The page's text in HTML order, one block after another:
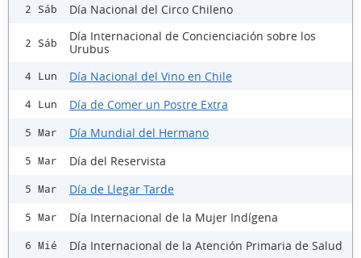
2 Sáb Día Nacional del Circo Chileno
2 Sáb
Día Internacional de Concienciación sobre los
Urubus
4 Lun Día Nacional del Vino en Chile
4 Lun Día de Comer un Postre Extra
5 Mar Día Mundial del Hermano
5 Mar Día del Reservista
5 Mar Día de Llegar Tarde
5 Mar Día Internacional de la Mujer Indígena
6 Mié Día Internacional de la Atención Primaria de Salud